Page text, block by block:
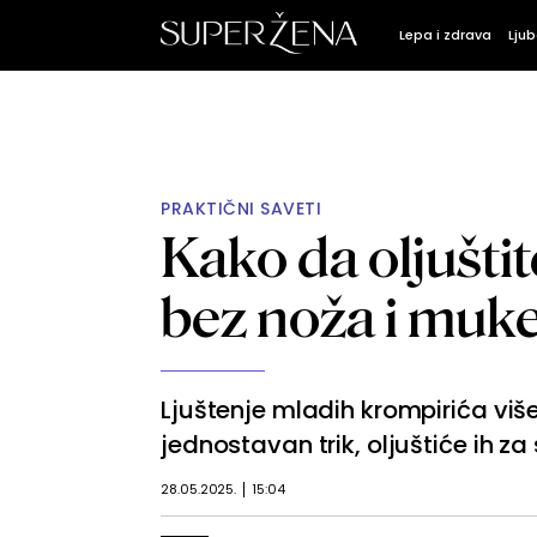
Lepa i zdrava
PRAKTIČNI SAVETI
Kako da
bez noža i
Ljuštenje mladih krompirića
jednostavan trik, oljuštiće ih
28.05.2025. 15:04